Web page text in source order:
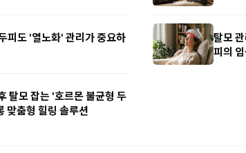
피도 '열노화' 관리가 중요하
탈모 잡는 '호르몬 불균형 두
춤형 힐링 솔루션
탈모
피의